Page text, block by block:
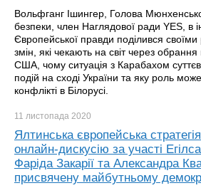
Вольфганг Ішингер, Голова
безпеки, член Наглядової ради YES, в
Європейської правди поділився
змін, які чекають на світ через
США, чому ситуація з Карабахом суттєво
подій на сході України та яку роль
конфлікті в Білорусі.
11 листопада 2020
Ялтинська європейська
онлайн-дискусію за участі
Фаріда Закарії та Александра
присвячену майбутньому